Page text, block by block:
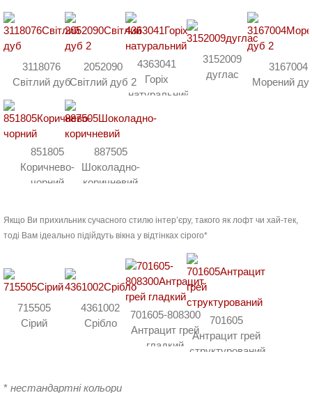
3118076
Світлий дуб
2052090
Світлий дуб 2
4363041
Горіх
натуральний
3152009
дуглас
3167004
Морений
851805
Коричнево-
чорний
887505
Шоколадно-
коричневий
Якщо Ви прихильник сучасного стилю інтер’єру, такого як лофт чи хай-тек,
тоді Вам ідеально підійдуть вікна у відтінках сірого*
715505
Сірий
4361002
Срібло
701605-808300
Антрацит грей
гладкий
701605
Антрацит грей
структурований
* нестандартні кольори